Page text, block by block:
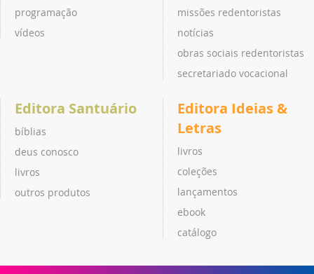
programação
vídeos
missões redentoristas
notícias
obras sociais redentoristas
secretariado vocacional
Editora Santuário
bíblias
deus conosco
livros
outros produtos
Editora Ideias &
Letras
livros
coleções
lançamentos
ebook
catálogo